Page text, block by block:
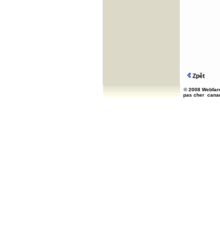
Zpět
© 2008
pas cher